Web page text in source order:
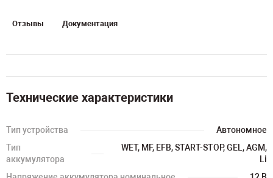
Отзывы Документация
Технические характеристики
Тип устройства
Автономное
Тип
аккумулятора
WET, MF, EFB, START-STOP, GEL, AGM,
Li